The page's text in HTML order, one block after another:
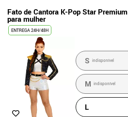
Fato de Cantora K-Pop Star Premium
para mulher
ENTREGA 24H/48H
S indisponível
M indisponível
L